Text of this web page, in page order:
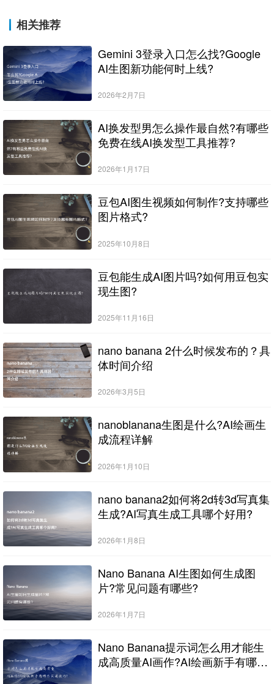
相关推荐
Gemini 3登录入口怎么找?Google
AI生图新功能何时上线?
2026年2月7日
AI换发型男怎么操作最自然?有哪些
免费在线AI换发型工具推荐?
2026年1月17日
豆包AI图生视频如何制作?支持哪些
图片格式?
2025年10月8日
豆包能生成AI图片吗?如何用豆包实
现生图?
2025年11月16日
nano banana 2什么时候发布的？具
体时间介绍
2026年3月5日
nanoblanana生图是什么?AI绘画生
成流程详解
2026年1月10日
nano banana2如何将2d转3d写真集
生成?AI写真生成工具哪个好用?
2026年1月8日
Nano Banana AI生图如何生成图
片?常见问题有哪些?
2026年1月7日
Nano Banana提示词怎么用才能生
成高质量AI画作?AI绘画新手有哪些